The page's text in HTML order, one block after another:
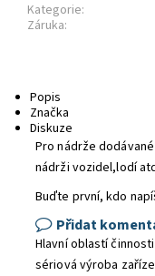
Kategorie:
Záruka:
Popis
Značka
Diskuze
Pro nádrže
nádrži vozidel,lodí
Buďte první, kdo
Přidat
Hlavní oblastí
sériová výroba